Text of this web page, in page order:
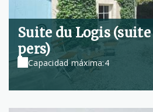
Suite du Logis
pers)
Capacidad máxima:4